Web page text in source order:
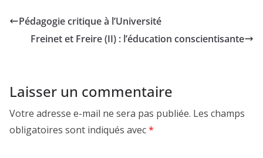
Pédagogie critique à l’Université
Freinet et Freire (II) : l’éducation conscientisante
Laisser un commentaire
Votre adresse e-mail ne sera pas publiée. Les champs
obligatoires sont indiqués avec*